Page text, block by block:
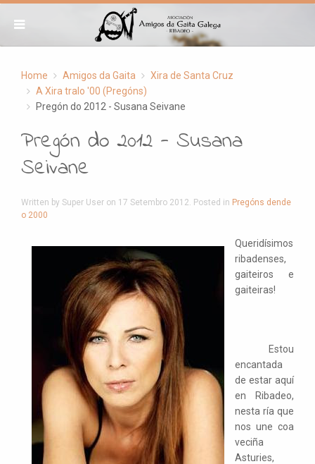
Home Amigos da Gaita
Xira de Santa Cruz
A Xira tralo '00 (Pregóns)
Pregón do 2012 - Susana Seivane
Pregón do 2012 - Susana
Seivane
Written by Super User on 17 Setembro 2012. Posted in Pregóns dende
o 2000
Queridísimos
ribadenses,
gaiteiros e
gaiteiras!
Estou
encantada
de estar aquí
en Ribadeo,
nesta ría que
nos une coa
veciña
Asturies,